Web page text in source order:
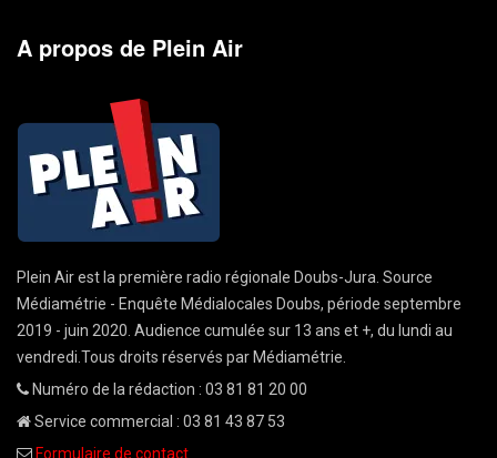
A propos de Plein Air
Plein Air est la première radio régionale Doubs-Jura. Source
Médiamétrie - Enquête Médialocales Doubs, période septembre
2019 - juin 2020. Audience cumulée sur 13 ans et +, du lundi au
vendredi.Tous droits réservés par Médiamétrie.
Numéro de la rédaction : 03 81 81 20 00
Service commercial : 03 81 43 87 53
Formulaire de contact